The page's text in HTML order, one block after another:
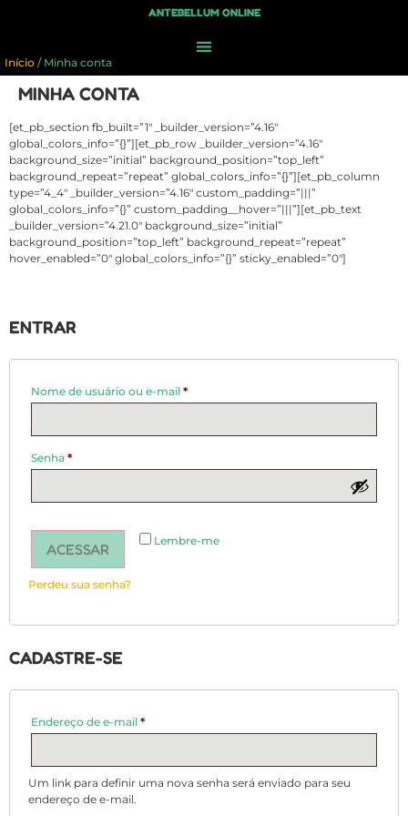
ANTEBELLUM ONLINE
Início / Minha conta
MINHA CONTA
[et_pb_section fb_built=”1″ _builder_version=”4.16″
global_colors_info=”{}”][et_pb_row _builder_version=”4.16″
background_size=”initial” background_position=”top_left”
background_repeat=”repeat” global_colors_info=”{}”][et_pb_column
type=”4_4″ _builder_version=”4.16″ custom_padding=”|||”
global_colors_info=”{}” custom_padding__hover=”|||”][et_pb_text
_builder_version=”4.21.0″ background_size=”initial”
background_position=”top_left” background_repeat=”repeat”
hover_enabled=”0″ global_colors_info=”{}” sticky_enabled=”0″]
ENTRAR
Nome de usuário ou e-mail *
Senha *
Lembre-me
ACESSAR
Perdeu sua senha?
CADASTRE-SE
Endereço de e-mail *
Um link para definir uma nova senha será enviado para seu
endereço de e-mail.